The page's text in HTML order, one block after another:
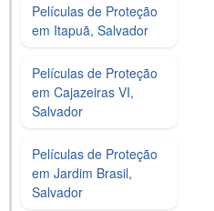
Películas de Proteção
em Itapuã, Salvador
Películas de Proteção
em Cajazeiras VI,
Salvador
Películas de Proteção
em Jardim Brasil,
Salvador